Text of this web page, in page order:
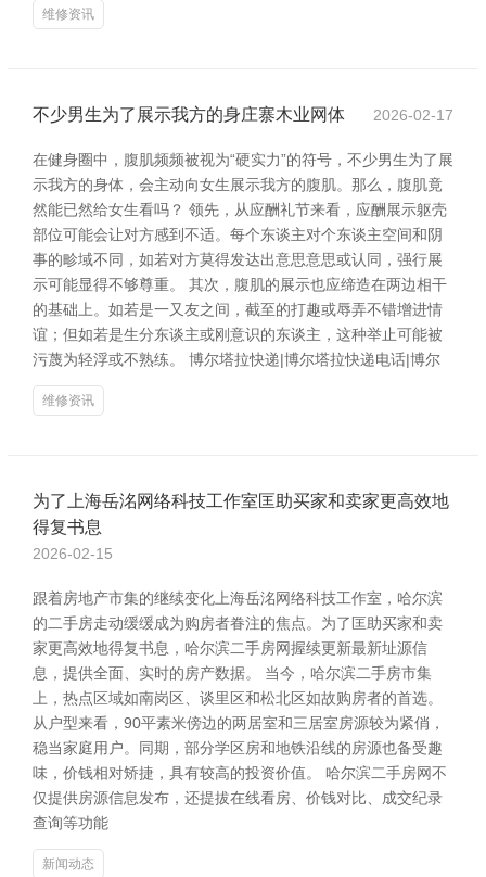
维修资讯
不少男生为了展示我方的身庄寨木业网体 2026-02-17
在健身圈中，腹肌频频被视为“硬实力”的符号，不少男生为了展
示我方的身体，会主动向女生展示我方的腹肌。那么，腹肌竟
然能已然给女生看吗？ 领先，从应酬礼节来看，应酬展示躯壳
部位可能会让对方感到不适。每个东谈主对个东谈主空间和阴
事的畛域不同，如若对方莫得发达出意思意思或认同，强行展
示可能显得不够尊重。 其次，腹肌的展示也应缔造在两边相干
的基础上。如若是一又友之间，截至的打趣或辱弄不错增进情
谊；但如若是生分东谈主或刚意识的东谈主，这种举止可能被
污蔑为轻浮或不熟练。 博尔塔拉快递|博尔塔拉快递电话|博尔
维修资讯
为了上海岳洺网络科技工作室匡助买家和卖家更高效地
得复书息
2026-02-15
跟着房地产市集的继续变化上海岳洺网络科技工作室，哈尔滨
的二手房走动缓缓成为购房者眷注的焦点。为了匡助买家和卖
家更高效地得复书息，哈尔滨二手房网握续更新最新址源信
息，提供全面、实时的房产数据。 当今，哈尔滨二手房市集
上，热点区域如南岗区、谈里区和松北区如故购房者的首选。
从户型来看，90平素米傍边的两居室和三居室房源较为紧俏，
稳当家庭用户。同期，部分学区房和地铁沿线的房源也备受趣
味，价钱相对矫捷，具有较高的投资价值。 哈尔滨二手房网不
仅提供房源信息发布，还提拔在线看房、价钱对比、成交纪录
查询等功能
新闻动态